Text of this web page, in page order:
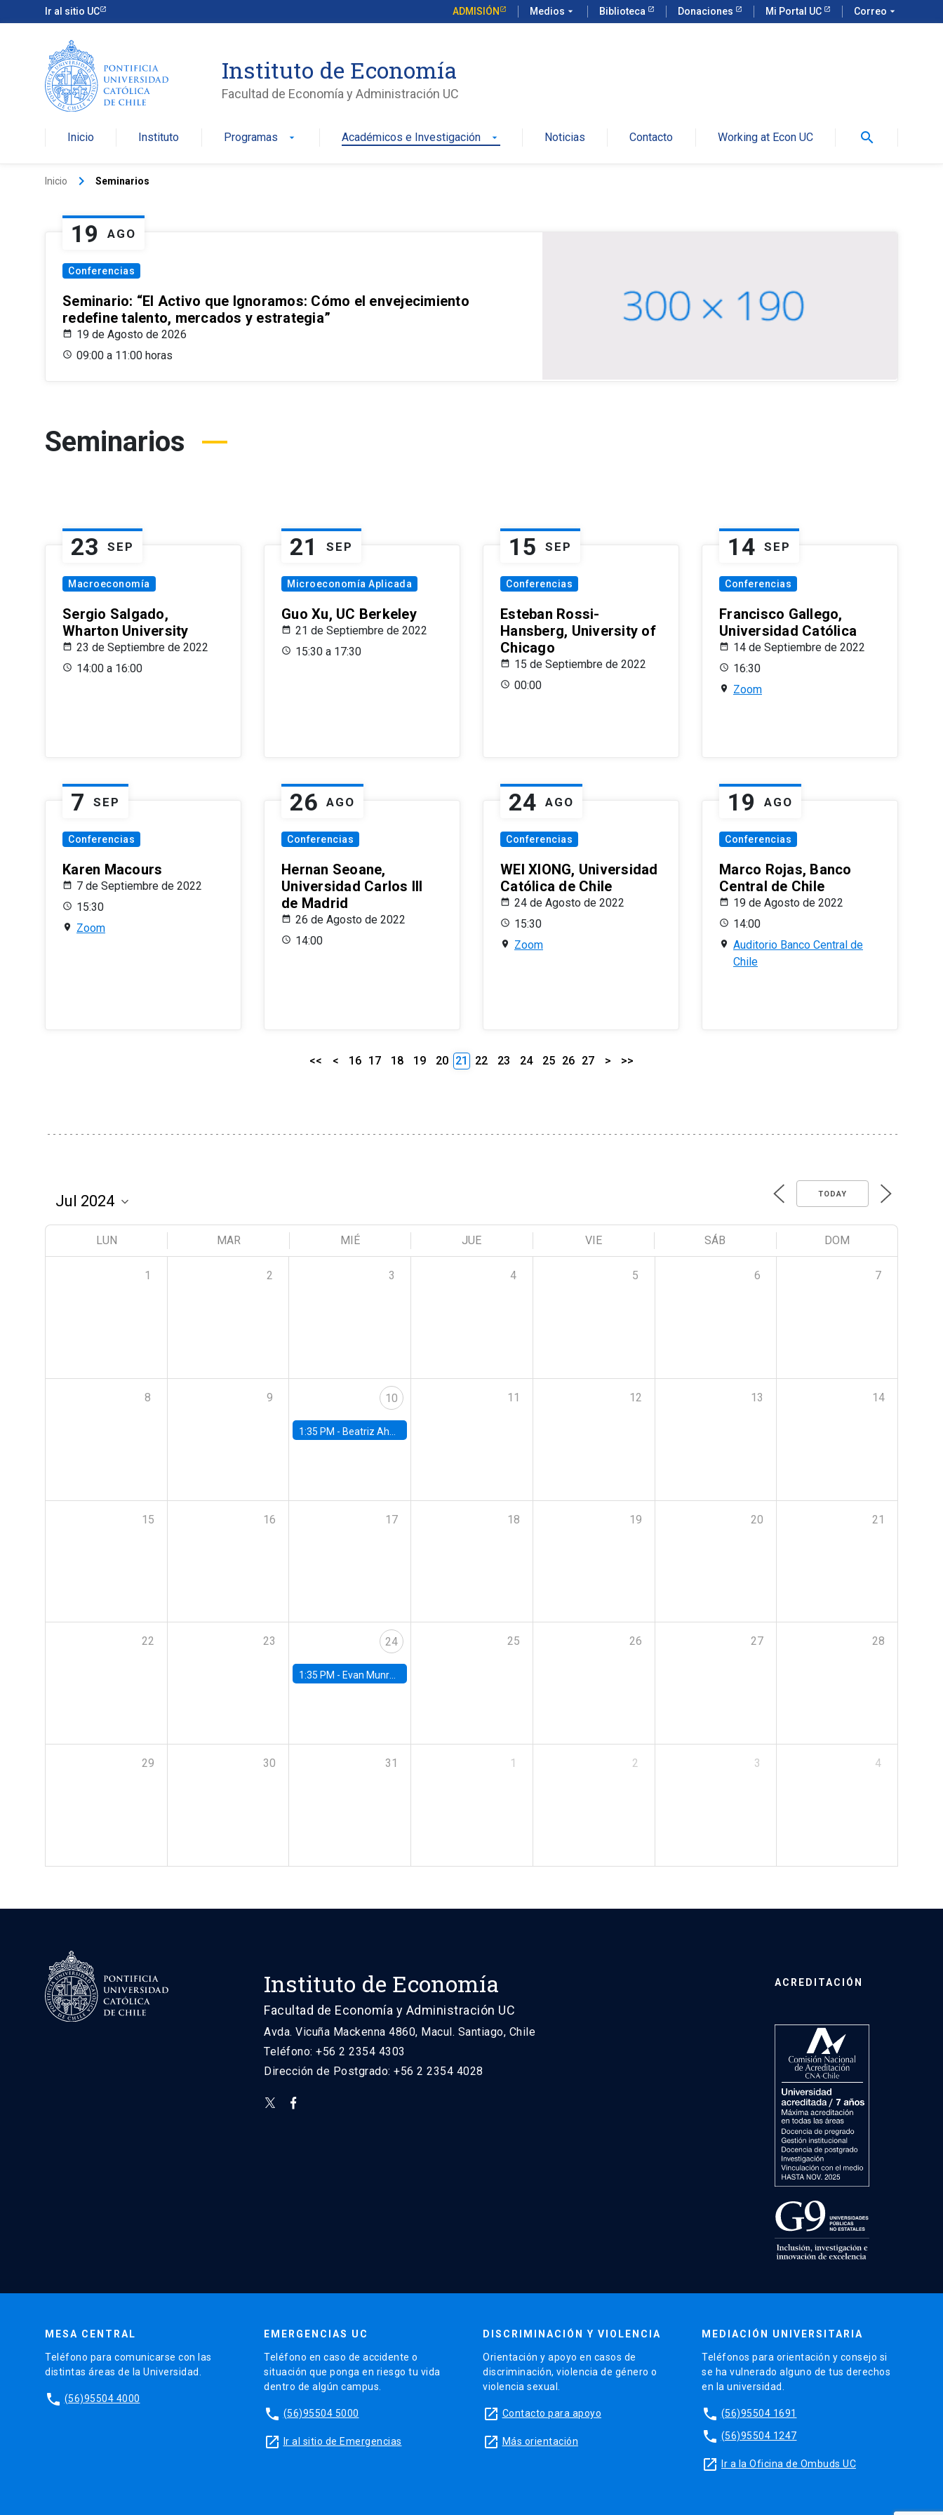
Ir al sitio UC ADMISIÓN Medios arrow_drop_down Biblioteca Donaciones Mi Portal UC Correo arrow_drop_down
Instituto de Economía
Facultad de Economía y Administración UC
Inicio Instituto Programas arrow_drop_down Académicos e Investigación arrow_drop_down Noticias Contacto Working at Econ UC search
Inicio keyboard_arrow_right Seminarios
19 AGO
Conferencias
Seminario: “El Activo que Ignoramos: Cómo el envejecimiento
redefine talento, mercados y estrategia”
19 de Agosto de 2026
09:00 a 11:00 horas
Seminarios
23 SEP
Macroeconomía
Sergio Salgado,
Wharton University
23 de Septiembre de 2022
14:00 a 16:00
21 SEP
Microeconomía Aplicada
Guo Xu, UC Berkeley
21 de Septiembre de 2022
15:30 a 17:30
15 SEP
Conferencias
Esteban Rossi-
Hansberg, University of
Chicago
15 de Septiembre de 2022
00:00
14 SEP
Conferencias
Francisco Gallego,
Universidad Católica
14 de Septiembre de 2022
16:30
Zoom
7 SEP
Conferencias
Karen Macours
7 de Septiembre de 2022
15:30
Zoom
26 AGO
Conferencias
Hernan Seoane,
Universidad Carlos III
de Madrid
26 de Agosto de 2022
14:00
24 AGO
Conferencias
WEI XIONG, Universidad
Católica de Chile
24 de Agosto de 2022
15:30
Zoom
19 AGO
Conferencias
Marco Rojas, Banco
Central de Chile
19 de Agosto de 2022
14:00
Auditorio Banco Central de
Chile
<< < 16 17 18 19 20 21 22 23 24 25 26 27 > >>
TODAY
LUN MAR MIÉ JUE VIE SÁB DOM
1 2 3 4 5 6 7
8 9 10
1:35 PM - Beatriz Ahumada, PhD candidate, Universidad de Pittsburgh
11 12 13 14
15 16 17 18 19 20 21
22 23 24
1:35 PM - Evan Munro, Neyman Visiting Assistant Professor in the Department of Statistics at UC Berkeley
25 26 27 28
29 30 31 1 2 3 4
Instituto de Economía
Facultad de Economía y Administración UC
Avda. Vicuña Mackenna 4860, Macul. Santiago, Chile
Teléfono: +56 2 2354 4303
Dirección de Postgrado: +56 2 2354 4028
ACREDITACIÓN
MESA CENTRAL
Teléfono para comunicarse con las
distintas áreas de la Universidad.
phone (56)95504 4000
EMERGENCIAS UC
Teléfono en caso de accidente o
situación que ponga en riesgo tu vida
dentro de algún campus.
phone (56)95504 5000
launch Ir al sitio de Emergencias
DISCRIMINACIÓN Y VIOLENCIA
Orientación y apoyo en casos de
discriminación, violencia de género o
violencia sexual.
launch Contacto para apoyo
launch Más orientación
MEDIACIÓN UNIVERSITARIA
Teléfonos para orientación y consejo si
se ha vulnerado alguno de tus derechos
en la universidad.
phone (56)95504 1691
phone (56)95504 1247
launch Ir a la Oficina de Ombuds UC